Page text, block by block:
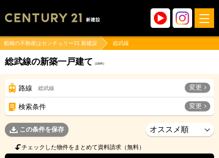
船橋の不動産はセンチュリー21 新建設 総武線
総武線の新築一戸建て (228件)
路線 総武線 変更
検索条件 変更
この条件を保存
チェックした物件をまとめて資料請求（無料）